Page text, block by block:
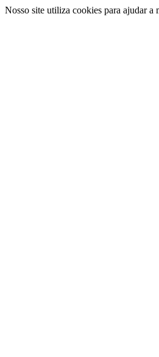
Nosso site utiliza cookies para ajudar a